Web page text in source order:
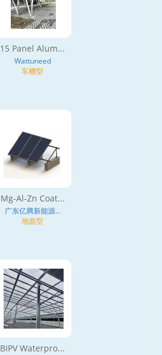
15 Panel Alum...
Wattuneed
车棚型
Mg-Al-Zn Coat...
广东亿腾新能源...
地面型
BIPV Waterpro...